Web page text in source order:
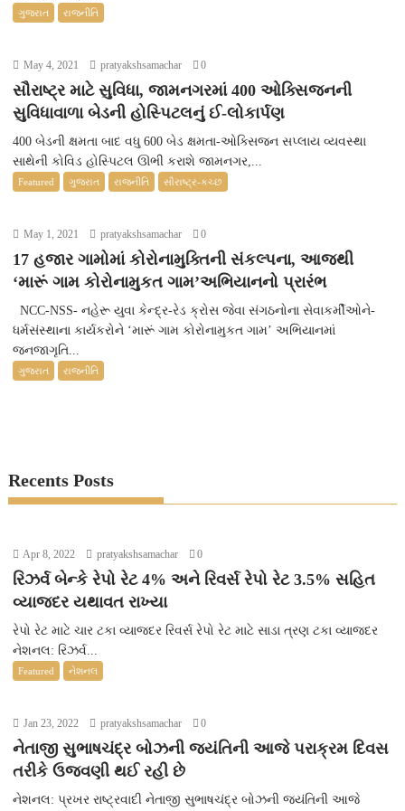
ગુજરાત રાજનીતિ
May 4, 2021 pratyakshsamachar 0
સૌરાષ્ટ્ર માટે સુવિધા, જામનગરમાં 400 ઓક્સિજનની
સુવિધાવાળા બેડની હોસ્પિટલનું ઈ-લોકાર્પણ
400 બેડની ક્ષમતા બાદ વધુ 600 બેડ ક્ષમતા-ઓક્સિજન સપ્લાય વ્યવસ્થા
સાથેની કોવિડ હોસ્પિટલ ઊભી કરાશે જામનગર,...
Featured ગુજરાત રાજનીતિ સૌરાષ્ટ્ર-કચ્છ
May 1, 2021 pratyakshsamachar 0
17 હજાર ગામોમાં કોરોનામુક્તિની સંકલ્પના, આજથી
‘મારૂં ગામ કોરોનામુકત ગામ’અભિયાનનો પ્રારંભ
NCC-NSS- નહેરૂ યુવા કેન્દ્ર-રેડ ક્રોસ જેવા સંગઠનોના સેવાકર્મીઓને-
ધર્મસંસ્થાના કાર્યકરોને ‘મારૂં ગામ કોરોનામુકત ગામ’ અભિયાનમાં
જનજાગૃતિ...
ગુજરાત રાજનીતિ
Recents Posts
Apr 8, 2022 pratyakshsamachar 0
રિઝર્વ બેન્કે રેપો રેટ 4% અને રિવર્સ રેપો રેટ 3.5% સહિત
વ્યાજદર યથાવત રાખ્યા
રેપો રેટ માટે ચાર ટકા વ્યાજદર રિવર્સ રેપો રેટ માટે સાડા ત્રણ ટકા વ્યાજદર
નેશનલ: રિઝર્વ...
Featured નેશનલ
Jan 23, 2022 pratyakshsamachar 0
નેતાજી સુભાષચંદ્ર બોઝની જયંતિની આજે પરાક્રમ દિવસ
તરીકે ઉજવણી થઈ રહી છે
નેશનલ: પ્રખર રાષ્ટ્રવાદી નેતાજી સુભાષચંદ્ર બોઝની જયંતિની આજે